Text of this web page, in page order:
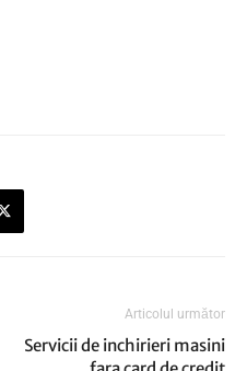
Articolul următor
Servicii de inchirieri masini